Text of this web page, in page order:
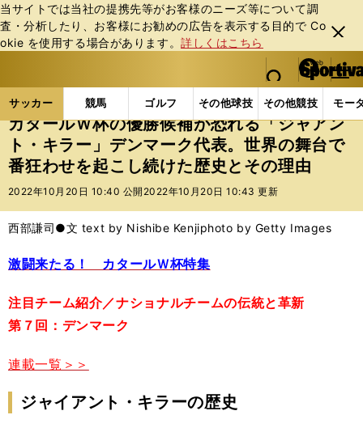
当サイトでは当社の提携先等がお客様のニーズ等について調
査・分析したり、お客様にお勧めの広告を表⽰する⽬的で Co
okie を使⽤する場合があります。詳しくはこちら
閉じ
る
web Sportiva (webスポルティーバ)
検索
マイペ
ー
ジ
メニュ
サッカー 競馬 ゴルフ その他球技 その他競技 モー
ス
ポ
ル
テ
ー
バ
サッカーの記事一覧 海外サッカー 海外サッカー
カタールＷ杯の優勝候補が恐れる「ジャアン
ト・キラー」デンマーク代表。世界の舞台で
番狂わせを起こし続けた歴史とその理由
2022年10月20日 10:40 公開 2022年10月20日 10:43 更新
西部謙司●文 text by Nishibe Kenjiphoto by Getty Images
激闘来たる！ カタールＷ杯特集
注目チーム紹介／ナショナルチームの伝統と革新
第７回：デンマーク
連載一覧＞＞
ジャイアント・キラーの歴史